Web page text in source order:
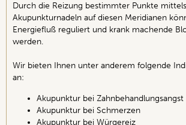
Durch die Reizung bestimmter Punkte mittels
Akupunkturnadeln auf diesen Meridianen
Energiefluß reguliert und krank machende
werden.
Wir bieten Ihnen unter anderem folgende
an:
Akupunktur bei Zahnbehandlungsangst
Akupunktur bei Schmerzen
Akupunktur bei Würgereiz